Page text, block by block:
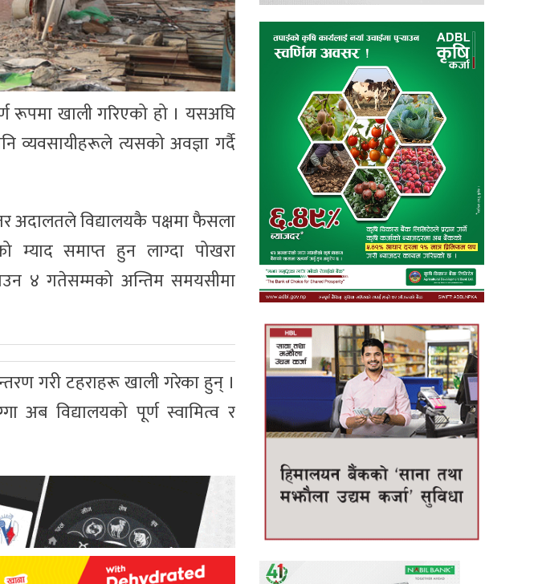
रूपमा खाली गरिएको हो । यसअघि
व्यवसायीहरूले त्यसको अवज्ञा गर्दै
अदालतले विद्यालयकै पक्षमा फैसला
म्याद समाप्त हुन लाग्दा पोखरा
४ गतेसम्मको अन्तिम समयसीमा
गरी टहराहरू खाली गरेका हुन् ।
अब विद्यालयको पूर्ण स्वामित्व र